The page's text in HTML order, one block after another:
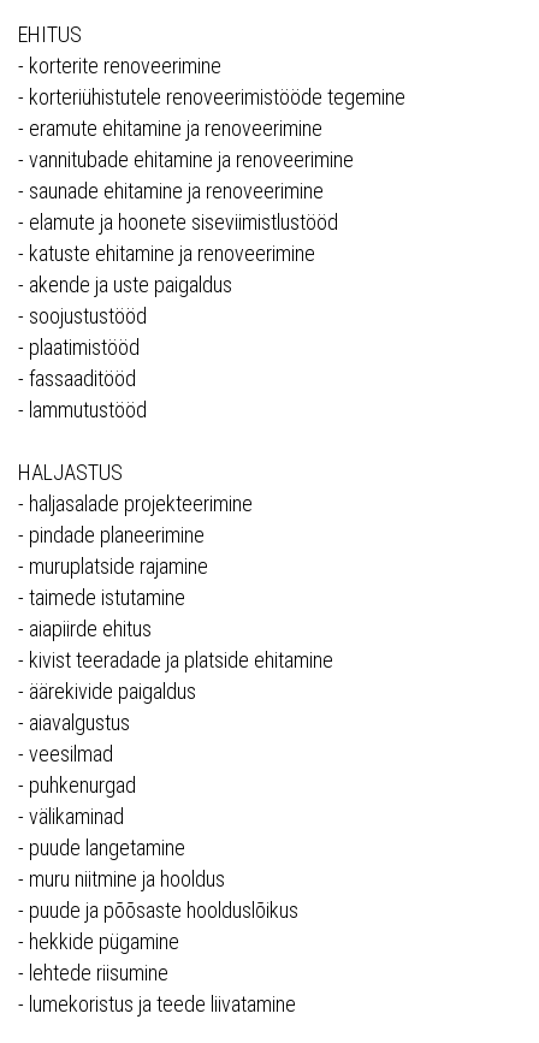
EHITUS
- korterite renoveerimine
- korteriühistutele renoveerimistööde tegemine
- eramute ehitamine ja renoveerimine
- vannitubade ehitamine ja renoveerimine
- saunade ehitamine ja renoveerimine
- elamute ja hoonete siseviimistlustööd
- katuste ehitamine ja renoveerimine
- akende ja uste paigaldus
- soojustustööd
- plaatimistööd
- fassaaditööd
- lammutustööd
HALJASTUS
- haljasalade projekteerimine
- pindade planeerimine
- muruplatside rajamine
- taimede istutamine
- aiapiirde ehitus
- kivist teeradade ja platside ehitamine
- äärekivide paigaldus
- aiavalgustus
- veesilmad
- puhkenurgad
- välikaminad
- puude langetamine
- muru niitmine ja hooldus
- puude ja põõsaste hoolduslõikus
- hekkide pügamine
- lehtede riisumine
- lumekoristus ja teede liivatamine